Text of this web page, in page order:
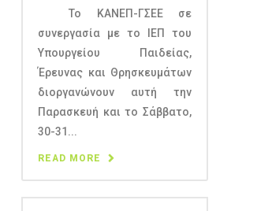
Το ΚΑΝΕΠ-ΓΣΕΕ σε
συνεργασία με το ΙΕΠ του
Υπουργείου Παιδείας,
Έρευνας και Θρησκευμάτων
διοργανώνουν αυτή την
Παρασκευή και το Σάββατο,
30-31...
READ MORE